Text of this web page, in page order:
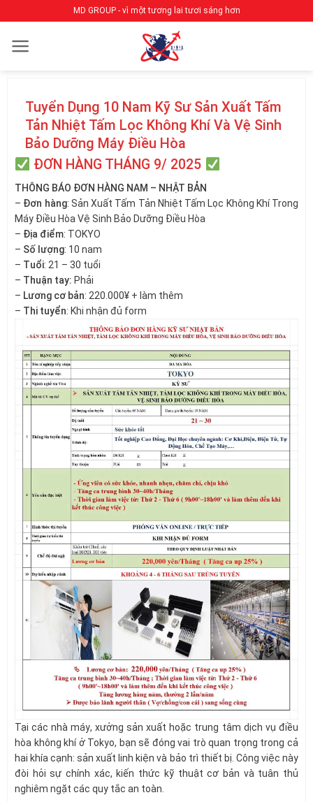
qua
nội
MD GROUP - vì một tương lai tươi sáng hơn
Tuyển Dụng 10 Nam Kỹ Sư Sản Xuất Tấm
Tản Nhiệt Tấm Lọc Không Khí Và Vệ Sinh
Bảo Dưỡng Máy Điều Hòa
ĐƠN HÀNG THÁNG 9/ 2025
THÔNG BÁO ĐƠN HÀNG NAM – NHẬT BẢN
– Đơn hàng: Sản Xuất Tấm Tản Nhiệt Tấm Lọc Không Khí Trong
Máy Điều Hòa Vệ Sinh Bảo Dưỡng Điều Hòa
– Địa điểm: TOKYO
– Số lượng: 10 nam
– Tuổi: 21 – 30 tuổi
– Thuận tay: Phải
– Lương cơ bản: 220.000¥ + làm thêm
– Thi tuyển: Khi nhận đủ form
Tại các nhà máy, xưởng sản xuất hoặc trung tâm dịch vụ điều
hòa không khí ở Tokyo, bạn sẽ đóng vai trò quan trọng trong cả
hai khía cạnh: sản xuất linh kiện và bảo trì thiết bị. Công việc này
đòi hỏi sự chính xác, kiến thức kỹ thuật cơ bản và tuân thủ
nghiêm ngặt các quy tắc an toàn.